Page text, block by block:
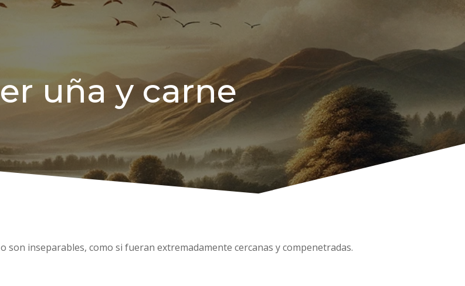
uña y carne
son inseparables, como si fueran extremadamente cercanas y compenetradas.